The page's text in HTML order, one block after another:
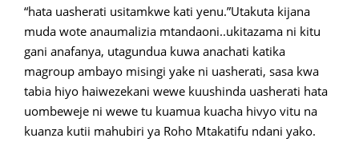
“hata uasherati usitamkwe kati yenu.”Utakuta kijana
muda wote anaumalizia mtandaoni..ukitazama ni kitu
gani anafanya, utagundua kuwa anachati katika
magroup ambayo misingi yake ni uasherati, sasa kwa
tabia hiyo haiwezekani wewe kuushinda uasherati hata
uombeweje ni wewe tu kuamua kuacha hivyo vitu na
kuanza kutii mahubiri ya Roho Mtakatifu ndani yako.